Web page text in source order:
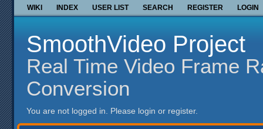
WIKI INDEX USER LIST SEARCH REGISTER LOGIN
SmoothVideo Project
Real Time Video Frame
Conversion
You are not logged in. Please login or register.